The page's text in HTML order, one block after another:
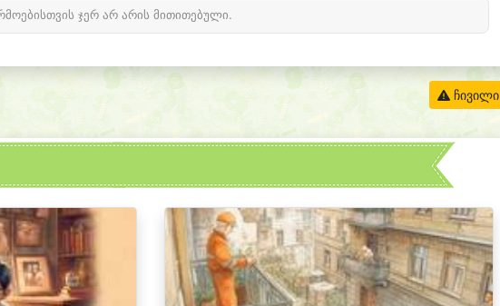
ჯერ არ არის მითითებული.
ჩივილი